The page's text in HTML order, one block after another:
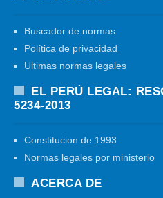
Buscador de normas
Política de privacidad
Ultimas normas legales
EL PERÚ LEGAL:
5234-2013
Constitucion de 1993
Normas legales por ministerio
ACERCA DE